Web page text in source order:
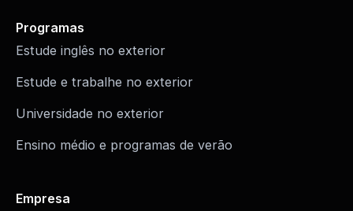
Programas
Estude inglês no exterior
Estude e trabalhe no exterior
Universidade no exterior
Ensino médio e programas de verão
Empresa